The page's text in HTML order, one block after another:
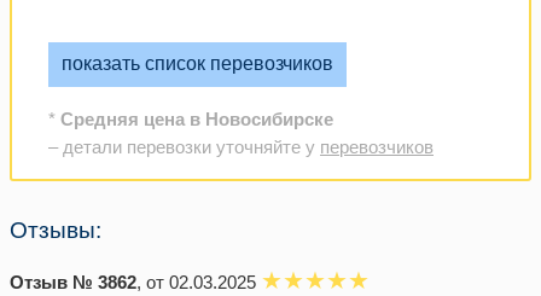
показать список перевозчиков
* Средняя цена в Новосибирске
– детали перевозки уточняйте у перевозчиков
Отзывы:
Отзыв № 3862, от 02.03.2025